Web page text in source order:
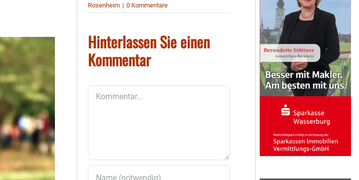
Rosenheim | 0 Kommentare
Hinterlassen Sie einen
Kommentar